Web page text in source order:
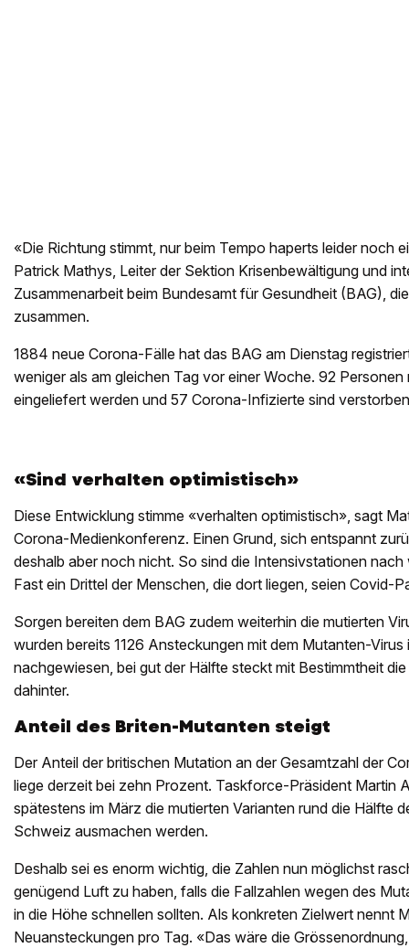
«Die Richtung stimmt, nur beim Tempo haperts leider noch
Patrick Mathys, Leiter der Sektion Krisenbewältigung und
Zusammenarbeit beim Bundesamt für Gesundheit (BAG),
zusammen.
1884 neue Corona-Fälle hat das BAG am Dienstag
weniger als am gleichen Tag vor einer Woche. 92 Personen
eingeliefert werden und 57 Corona-Infizierte sind
«Sind verhalten optimistisch»
Diese Entwicklung stimme «verhalten optimistisch», sagt
Corona-Medienkonferenz. Einen Grund, sich entspannt
deshalb aber noch nicht. So sind die Intensivstationen
Fast ein Drittel der Menschen, die dort liegen, seien Covid-
Sorgen bereiten dem BAG zudem weiterhin die mutierten
wurden bereits 1126 Ansteckungen mit dem Mutanten-Virus
nachgewiesen, bei gut der Hälfte steckt mit Bestimmtheit
dahinter.
Anteil des Briten-Mutanten steigt
Der Anteil der britischen Mutation an der Gesamtzahl der
liege derzeit bei zehn Prozent. Taskforce-Präsident Martin
spätestens im März die mutierten Varianten rund die Hälfte
Schweiz ausmachen werden.
Deshalb sei es enorm wichtig, die Zahlen nun möglichst
genügend Luft zu haben, falls die Fallzahlen wegen des
in die Höhe schnellen sollten. Als konkreten Zielwert nennt
Neuansteckungen pro Tag. «Das wäre die